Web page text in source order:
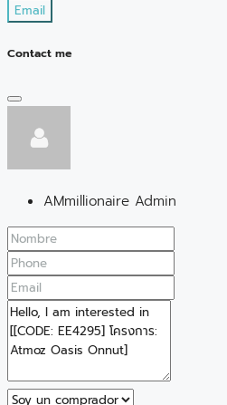
Email
Contact me
AMmillionaire Admin